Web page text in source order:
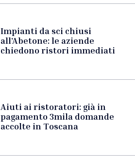
Impianti da sci chiusi
all’Abetone: le aziende
chiedono ristori immediati
Aiuti ai ristoratori: già in
pagamento 3mila domande
accolte in Toscana